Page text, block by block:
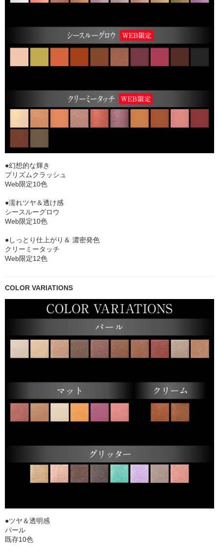
●幻想的な輝き
プリズムクラッシュ
Web限定10色
●濡れツヤ＆透け感
シースルーグロウ
Web限定10色
●しっとり仕上がり＆ 濃密発色
クリーミータッチ
Web限定12色
COLOR VARIATIONS
●ツヤ＆透明感
パール
既存10色